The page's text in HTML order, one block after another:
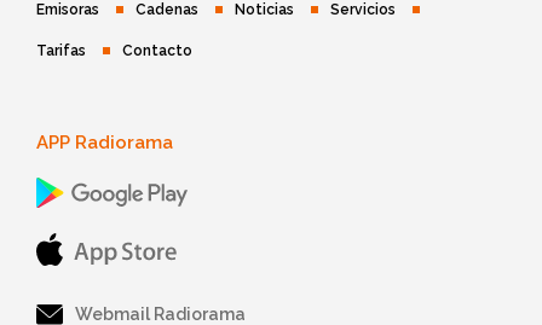
Emisoras Cadenas Noticias Servicios
Tarifas Contacto
APP Radiorama
Webmail Radiorama